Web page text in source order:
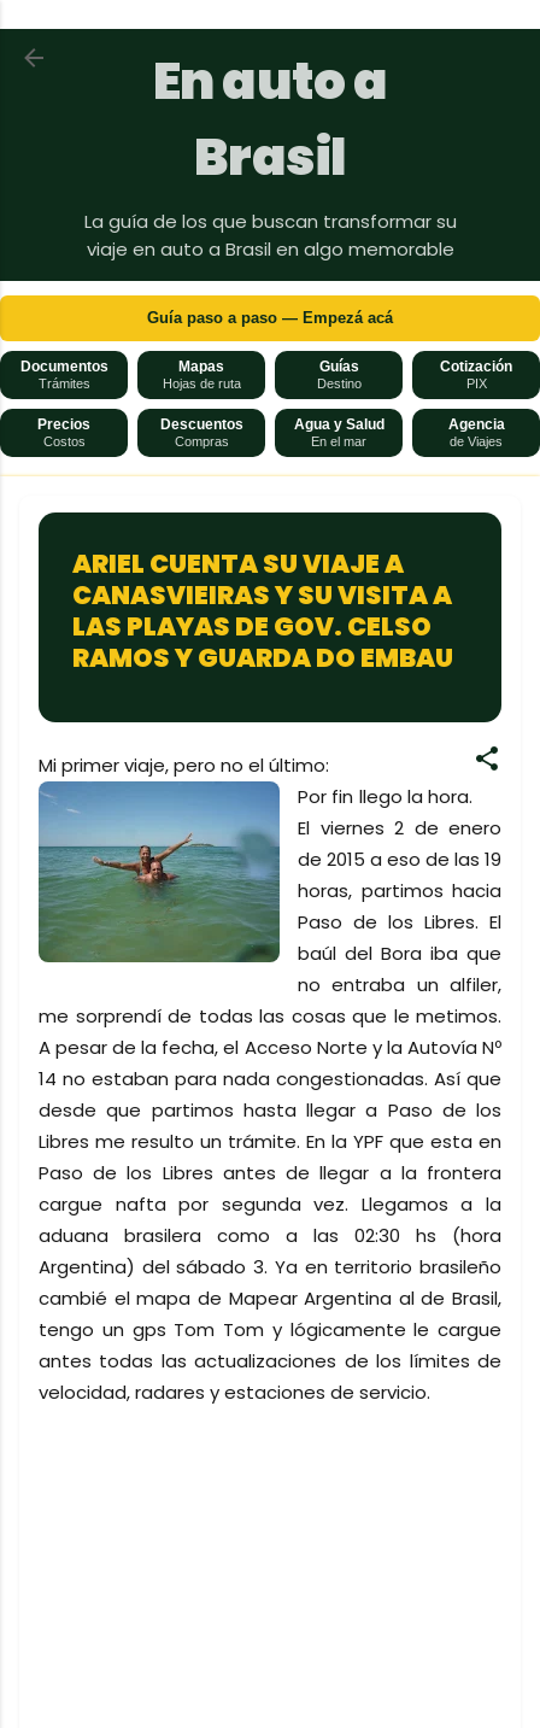
Ir al contenido principal
En auto a
Brasil
La guía de los que buscan transformar su
viaje en auto a Brasil en algo memorable
Guía paso a paso — Empezá acá
Documentos
Trámites
Mapas
Hojas de ruta
Guías
Destino
Cotización
PIX
Precios
Costos
Descuentos
Compras
Agua y Salud
En el mar
Agencia
de Viajes
ARIEL CUENTA SU VIAJE A
CANASVIEIRAS Y SU VISITA A
LAS PLAYAS DE GOV. CELSO
RAMOS Y GUARDA DO EMBAU
Mi primer viaje, pero no el último:
Por fin llego la hora.
El viernes 2 de enero
de 2015 a eso de las 19
horas, partimos hacia
Paso de los Libres. El
baúl del Bora iba que
no entraba un alfiler,
me sorprendí de todas las cosas que le metimos.
A pesar de la fecha, el Acceso Norte y la Autovía Nº
14 no estaban para nada congestionadas. Así que
desde que partimos hasta llegar a Paso de los
Libres me resulto un trámite. En la YPF que esta en
Paso de los Libres antes de llegar a la frontera
cargue nafta por segunda vez. Llegamos a la
aduana brasilera como a las 02:30 hs (hora
Argentina) del sábado 3. Ya en territorio brasileño
cambié el mapa de Mapear Argentina al de Brasil,
tengo un gps Tom Tom y lógicamente le cargue
antes todas las actualizaciones de los límites de
velocidad, radares y estaciones de servicio.